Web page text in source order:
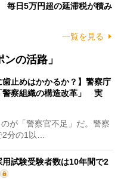
毎日5万円超の延滞税が積み
一覧を見る
の活路」
歯止めはかかるか？】警察庁
警察組織の構造改革」 実
が「警察官不足」だ。警察
分の1以…
用試験受験者数は10年間で2